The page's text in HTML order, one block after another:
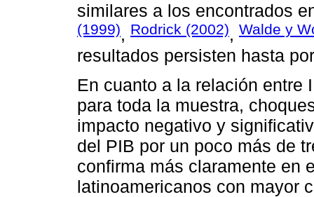
similares a los encontrados
(1999), Rodrick (2002), Walde y
resultados persisten hasta
En cuanto a la relación entre
para toda la muestra,
impacto negativo y
del PIB por un poco más de
confirma más claramente en
latinoamericanos con mayor